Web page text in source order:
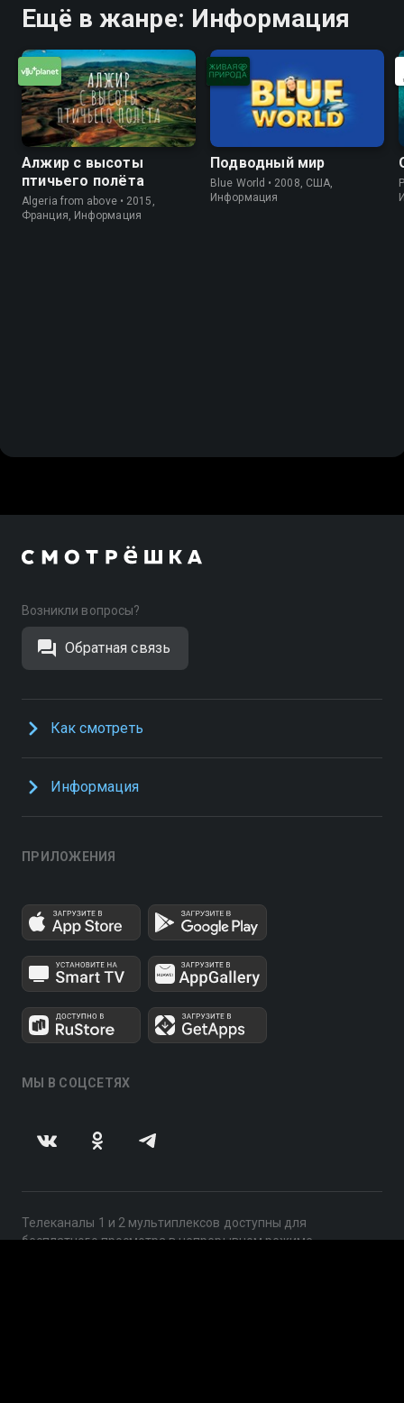
Ещё в жанре: Информация
Алжир с высоты
птичьего полёта
Algeria from above • 2015,
Франция, Информация
Подводный мир
Blue World • 2008, США,
Информация
Возникли вопросы?
Обратная связь
Как смотреть
Информация
ПРИЛОЖЕНИЯ
МЫ В СОЦСЕТЯХ
Телеканалы 1 и 2 мультиплексов доступны для
бесплатного просмотра в непрерывном режиме,